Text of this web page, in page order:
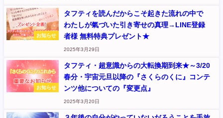
お知らせ
タフティを読んだからこそ起きた流れの中で
わたしが氣づいた引き寄せの真理→LINE登録
者様 無料特典プレゼント★
2025年3月29日
お知らせ
タフティ・超意識からの大転換期到来★～3/20
春分・宇宙元旦以降の『さくらのくに』コンテ
ンツ他についての『変更点』
2025年3月20日